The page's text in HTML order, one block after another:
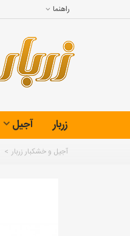
راهنما
زربار آجیل
آجیل و خشکبار زربار >